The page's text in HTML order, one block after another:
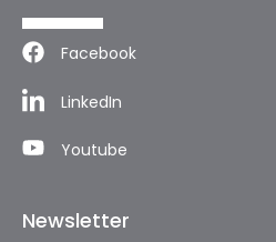
Facebook
LinkedIn
Youtube
Newsletter